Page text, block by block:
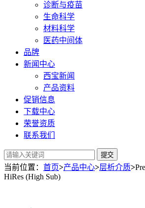
诊断与疫苗
生命科学
材料科学
医药中间体
品牌
新闻中心
西宝新闻
产品资料
促销信息
下载中心
荣誉资质
联系我们
提交
当前位置： 首页>产品中心>层析介质>
HiRes (High Sub)